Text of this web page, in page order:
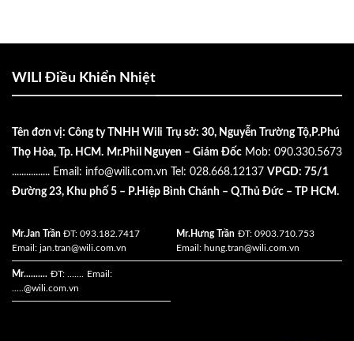
WILI Điều Khiển Nhiệt
Tên đơn vị: Công ty TNHH Wili
Trụ sở: 30, Nguyễn Trường Tộ,P.Phú
Thọ Hòa, Tp. HCM. Mr.Phil Nguyen – Giám Đốc Mob: 090.330.5673
................ Email: info@wili.com.vn Tel: 028.668.12137 VPGD: 75/1
Đường 23, Khu phố 5 – P.Hiệp Bình Chánh – Q.Thủ Đức – TP HCM.
Mr.Jan Trần ĐT: 093.182.7417
Email: jan.tran@wili.com.vn
Mr.Hưng Trần ĐT: 0903.710.753
Email: hung.tran@wili.com.vn
Mr.......... ĐT: ....... Email:
.....@wili.com.vn